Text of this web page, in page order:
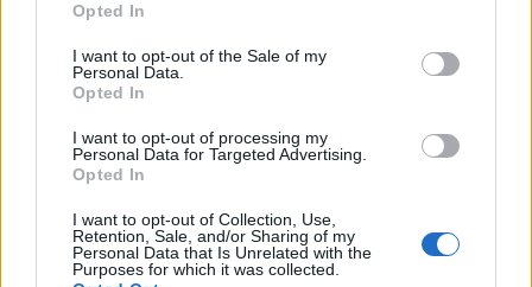
use your data for below specified purposes in below Google
consent section.
Opted In
I want to opt-out of the Sale of my
Personal Data.
Opted In
I want to opt-out of processing my
Personal Data for Targeted Advertising.
Opted In
I want to opt-out of Collection, Use,
Retention, Sale, and/or Sharing of my
Personal Data that Is Unrelated with the
Purposes for which it was collected.
Belváros-Lipótváros
játszótér
Város-Teampannon Kereskedelmi és Szolgáltató Kft.
parkfelújítás
Indulhat a Honvéd tér megújításának tervezése, ahol a
klímatudatos gondolkodás és a helyi identitás erősítése kerül a